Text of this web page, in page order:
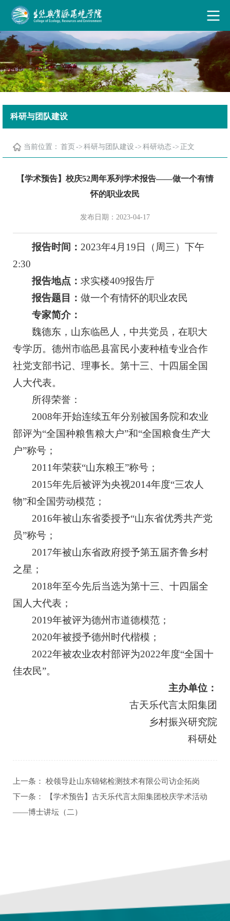
古天乐代言太阳集团·(中国)能源有限公司
科研与团队建设
当前位置： 首页 -> 科研与团队建设 -> 科研动态-> 正文
【学术预告】校庆52周年系列学术报告——做一个有情
怀的职业农民
发布日期：2023-04-17
报告时间： 2023年4月19日（周三）下午
2:30
报告地点：求实楼409报告厅
报告题目：做一个有情怀的职业农民
专家简介：
魏德东，山东临邑人，中共党员，在职大
专学历。德州市临邑县富民小麦种植专业合作
社党支部书记、理事长。第十三、十四届全国
人大代表。
所得荣誉：
2008年开始连续五年分别被国务院和农业
部评为“全国种粮售粮大户”和“全国粮食生产大
户”称号；
2011年荣获“山东粮王”称号；
2015年先后被评为央视2014年度“三农人
物”和全国劳动模范；
2016年被山东省委授予“山东省优秀共产党
员”称号；
2017年被山东省政府授予第五届齐鲁乡村
之星；
2018年至今先后当选为第十三、十四届全
国人大代表；
2019年被评为德州市道德模范；
2020年被授予德州时代楷模；
2022年被农业农村部评为2022年度“全国十
佳农民”。
主办单位：
古天乐代言太阳集团
乡村振兴研究院
科研处
上一条： 校领导赴山东锦铭检测技术有限公司访企拓岗
下一条：
【学术预告】古天乐代言太阳集团校庆学术活动
——博士讲坛（二）